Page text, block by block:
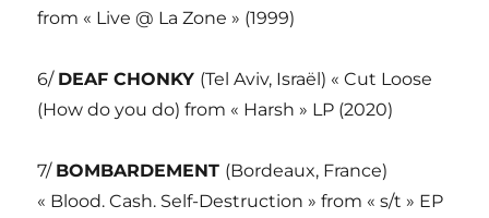
from « Live @ La Zone » (1999)
6/ DEAF CHONKY (Tel Aviv, Israël) « Cut Loose
(How do you do) from « Harsh » LP (2020)
7/ BOMBARDEMENT (Bordeaux, France)
« Blood. Cash. Self-Destruction » from « s/t » EP